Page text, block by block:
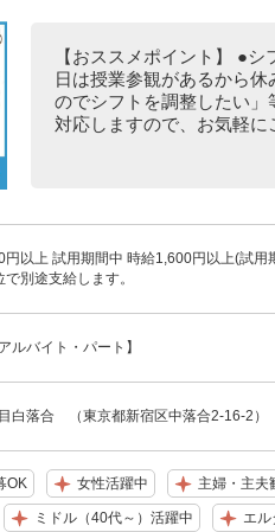
【おススメポイント】 ●
日は授業参観があるから
のでシフトを調整したい」
対応しますので、お気軽に
円以上 試用期間中 時給1,600円以上(試
別途支給します。
ルバイト・パート】
白落合 （東京都新宿区中落合2-16-2）
OK 女性活躍中 主婦・主夫
ミドル（40代～）活躍中 エ